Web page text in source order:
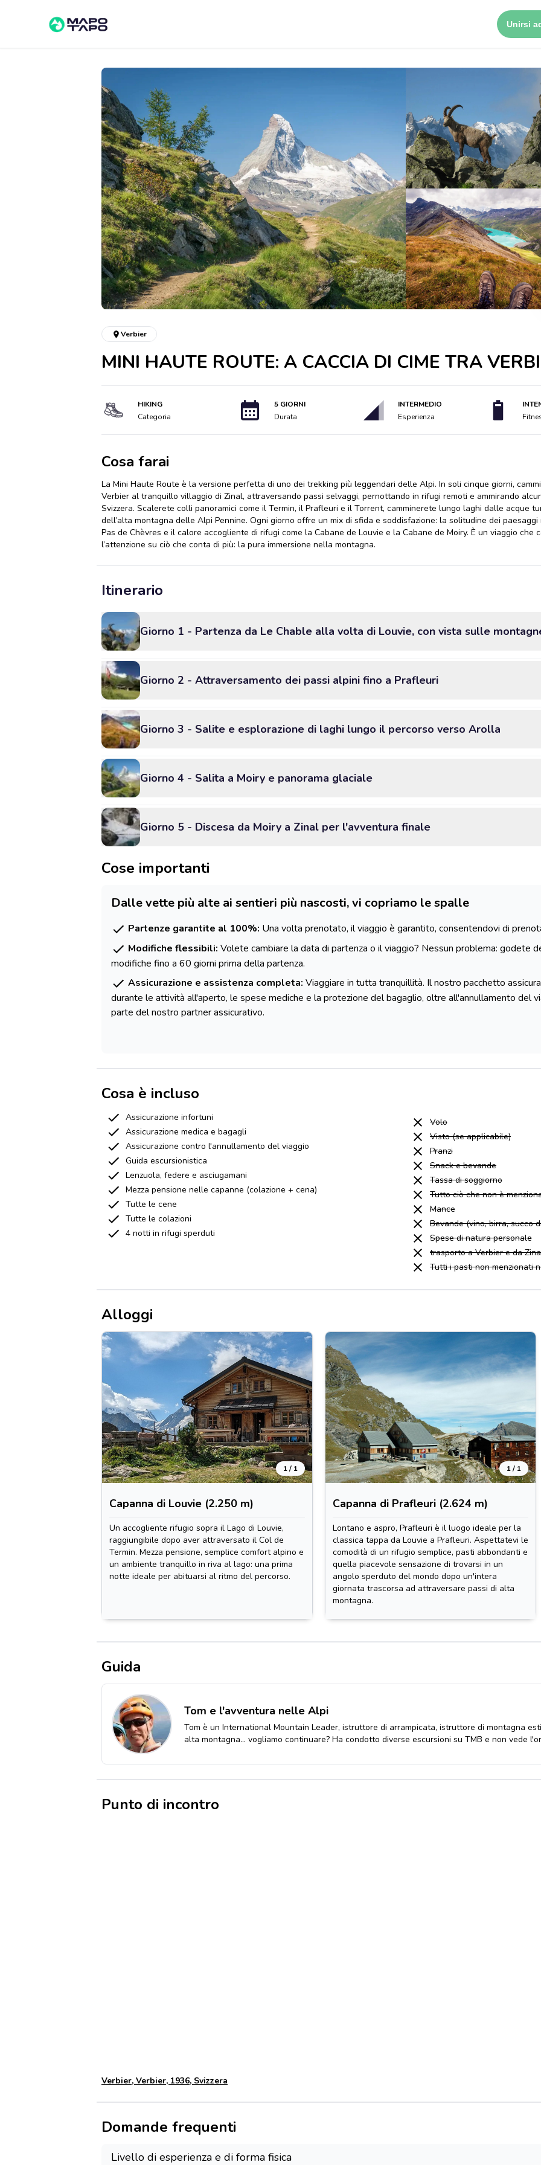
Unirsi
Verbier
MINI HAUTE ROUTE: A CACCIA DI CIME TRA
HIKING
Categoria
5 GIORNI
Durata
INTERMEDIO
Esperienza
Cosa farai
La Mini Haute Route è la versione perfetta di uno dei trekking più leggendari delle Alpi. In soli cinque giorni,
Verbier al tranquillo villaggio di Zinal, attraversando passi selvaggi, pernottando in rifugi remoti e ammirando
Svizzera. Scalerete colli panoramici come il Termin, il Prafleuri e il Torrent, camminerete lungo laghi dalle acque
dell’alta montagna delle Alpi Pennine. Ogni giorno offre un mix di sfida e soddisfazione: la solitudine dei paesaggi
Pas de Chèvres e il calore accogliente di rifugi come la Cabane de Louvie e la Cabane de Moiry. È un viaggio
l’attenzione su ciò che conta di più: la pura immersione nella montagna.
Itinerario
Giorno 1 - Partenza da Le Chable alla volta di Louvie, con vista sulle
Giorno 2 - Attraversamento dei passi alpini fino a Prafleuri
Giorno 3 - Salite e esplorazione di laghi lungo il percorso verso Arolla
Giorno 4 - Salita a Moiry e panorama glaciale
Giorno 5 - Discesa da Moiry a Zinal per l'avventura finale
Cose importanti
Dalle vette più alte ai sentieri più nascosti, vi copriamo le spalle
Partenze garantite al 100%: Una volta prenotato, il viaggio è garantito, consentendovi di
Modifiche flessibili: Volete cambiare la data di partenza o il viaggio? Nessun problema: godete
modifiche fino a 60 giorni prima della partenza.
Assicurazione e assistenza completa: Viaggiare in tutta tranquillità. Il nostro pacchetto
durante le attività all'aperto, le spese mediche e la protezione del bagaglio, oltre all'annullamento del
parte del nostro partner assicurativo.
Cosa è incluso
Assicurazione infortuni
Assicurazione medica e bagagli
Assicurazione contro l'annullamento del viaggio
Guida escursionistica
Lenzuola, federe e asciugamani
Mezza pensione nelle capanne (colazione + cena)
Tutte le cene
Tutte le colazioni
4 notti in rifugi sperduti
Volo
Visto (se applicabile)
Pranzi
Snack e bevande
Tassa di soggiorno
Tutto ciò che non è
Mance
Bevande (vino, birra, succo
Spese di natura personale
trasporto a Verbier e da
Tutti i pasti non menzionati
Alloggi
1 / 1
Capanna di Louvie (2.250 m)
Un accogliente rifugio sopra il Lago di Louvie,
raggiungibile dopo aver attraversato il Col de
Termin. Mezza pensione, semplice comfort alpino e
un ambiente tranquillo in riva al lago: una prima
notte ideale per abituarsi al ritmo del percorso.
1 / 1
Capanna di Prafleuri (2.624 m)
Lontano e aspro, Prafleuri è il luogo ideale per la
classica tappa da Louvie a Prafleuri. Aspettatevi le
comodità di un rifugio semplice, pasti abbondanti e
quella piacevole sensazione di trovarsi in un
angolo sperduto del mondo dopo un'intera
giornata trascorsa ad attraversare passi di alta
montagna.
Guida
Tom e l'avventura nelle Alpi
Tom è un International Mountain Leader, istruttore di arrampicata, istruttore di montagna
alta montagna... vogliamo continuare? Ha condotto diverse escursioni su TMB e non vede
Punto di incontro
Verbier, Verbier, 1936, Svizzera
Domande frequenti
Livello di esperienza e di forma fisica